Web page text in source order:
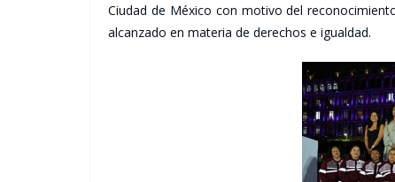
Ciudad de México con motivo del
alcanzado en materia de derechos e igualdad.